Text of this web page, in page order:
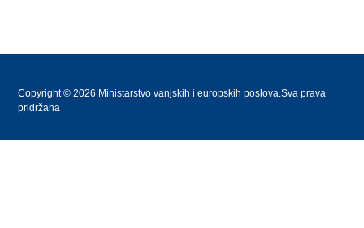
Copyright © 2026 Ministarstvo vanjskih i europskih poslova.Sva prava
pridržana